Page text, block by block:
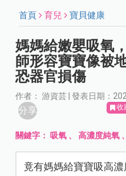
首頁 育兒 寶貝健康
媽媽給嫩嬰吸氧
師形容寶寶像被
恐器官損傷
作者： 游資芸 | 發表日期：
分享 收
關鍵字： 吸氧 、高濃度純氧
竟有媽媽給寶寶吸高